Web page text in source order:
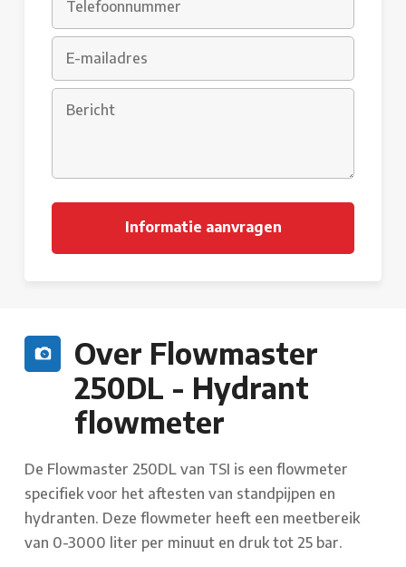
Over Flowmaster
250DL - Hydrant
flowmeter
De Flowmaster 250DL van TSI is een flowmeter
specifiek voor het aftesten van standpijpen en
hydranten. Deze flowmeter heeft een meetbereik
van 0-3000 liter per minuut en druk tot 25 bar.